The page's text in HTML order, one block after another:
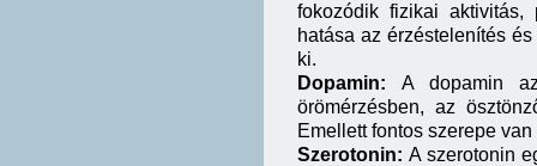
fokozódik fizikai aktivitás,
hatása az érzéstelenítés
ki.
Dopamin: A dopamin
örömérzésben, az
Emellett fontos szerepe
Szerotonin: A szerotonin